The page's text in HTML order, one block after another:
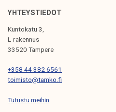
E
L
I
E
N
S
E
YHTEYSTIEDOT
Kuntokatu 3,
L-rakennus
33520 Tampere
+358 44 382 6561
toimisto@tamko.fi
Tutustu meihin